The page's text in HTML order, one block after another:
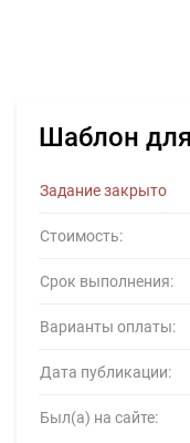
Шаблон
Задание закрыто
Стоимость:
Срок выполнения:
Варианты оплаты:
Дата публикации:
Был(а) на сайте: